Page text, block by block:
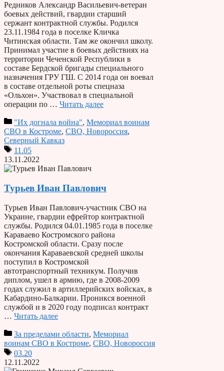
Редников Александр Васильевич-ветеран
боевых действий, гвардии старший
сержант контрактной службы. Родился
23.11.1984 года в поселке Кличка
Читинская области. Там же окончил школу.
Принимал участие в боевых действиях на
территории Чеченской Республики в
составе Бердской бригады специального
назначения ГРУ ГШ. С 2014 года он воевал
в составе отдельной роты спецназа
«Ольхон». Участвовал в специальной
операции по … Читать далее
"Их догнала война", Мемориал воинам
СВО в Костроме, СВО, Новороссия,
Северный Кавказ
11.05
13.11.2022
Турьев Иван Павлович
Турьев Иван Павлович-участник СВО на
Украине, гвардии ефрейтор контрактной
службы. Родился 04.01.1985 года в поселке
Караваево Костромского района
Костромской области. Сразу после
окончания Караваевской средней школы
поступил в Костромской
автотранспортный техникум. Получив
диплом, ушел в армию, где в 2008-2009
годах служил в артиллерийских войсках, в
Кабардино-Балкарии. Проникся военной
службой и в 2020 году подписал контракт
… Читать далее
За пределами области, Мемориал
воинам СВО в Костроме, СВО, Новороссия
03.20
12.11.2022